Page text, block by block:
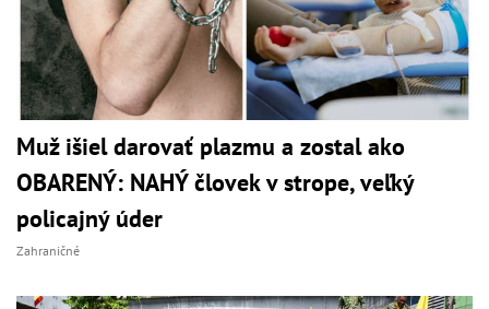
Muž išiel darovať plazmu a zostal ako
OBARENÝ: NAHÝ človek v strope, veľký
policajný úder
Zahraničné